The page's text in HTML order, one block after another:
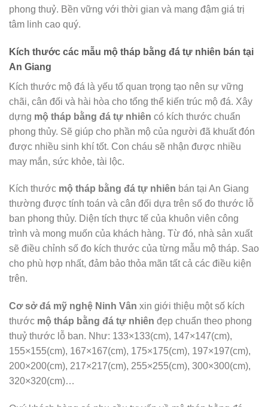
phong thuỷ. Bền vững với thời gian và mang đậm giá trị
tâm linh cao quý.
Kích thước các mẫu mộ tháp bằng đá tự nhiên bán tại
An Giang
Kích thước mộ đá là yếu tố quan trọng tạo nên sự vững
chãi, cân đối và hài hòa cho tổng thể kiến trúc mộ đá. Xây
dựng mộ tháp bằng đá tự nhiên có kích thước chuẩn
phong thủy. Sẽ giúp cho phần mộ của người đã khuất đón
được nhiều sinh khí tốt. Con cháu sẽ nhận được nhiều
may mắn, sức khỏe, tài lộc.
Kích thước mộ tháp bằng đá tự nhiên bán tại An Giang
thường được tính toán và cân đối dựa trên số đo thước lỗ
ban phong thủy. Diện tích thực tế của khuôn viên công
trình và mong muốn của khách hàng. Từ đó, nhà sản xuất
sẽ điều chỉnh số đo kích thước của từng mẫu mộ tháp. Sao
cho phù hợp nhất, đảm bảo thỏa mãn tất cả các điều kiện
trên.
Cơ sở đá mỹ nghệ Ninh Vân xin giới thiệu một số kích
thước mộ tháp bằng đá tự nhiên đẹp chuẩn theo phong
thuỷ thước lỗ ban. Như: 133×133(cm), 147×147(cm),
155×155(cm), 167×167(cm), 175×175(cm), 197×197(cm),
200×200(cm), 217×217(cm), 255×255(cm), 300×300(cm),
320×320(cm)…